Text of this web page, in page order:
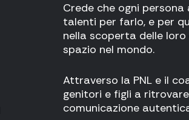
Crede che ogni
talenti per farlo, e per
nella scoperta delle
spazio nel mondo.
Attraverso la PNL e il
genitori e figli a
comunicazione